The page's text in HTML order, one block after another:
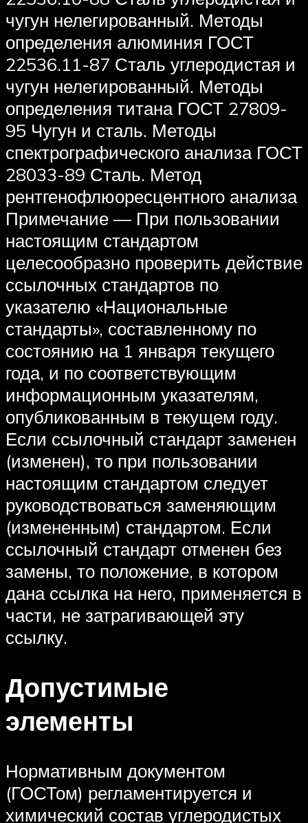
чугун нелегированный. Методы
определения алюминия ГОСТ
22536.11-87 Сталь углеродистая и
чугун нелегированный. Методы
определения титана ГОСТ 27809-
95 Чугун и сталь. Методы
спектрографического анализа ГОСТ
28033-89 Сталь. Метод
рентгенофлюоресцентного анализа
Примечание — При пользовании
настоящим стандартом
целесообразно проверить действие
ссылочных стандартов по
указателю «Национальные
стандарты», составленному по
состоянию на 1 января текущего
года, и по соответствующим
информационным указателям,
опубликованным в текущем году.
Если ссылочный стандарт заменен
(изменен), то при пользовании
настоящим стандартом следует
руководствоваться заменяющим
(измененным) стандартом. Если
ссылочный стандарт отменен без
замены, то положение, в котором
дана ссылка на него, применяется в
части, не затрагивающей эту
ссылку.
Допустимые
элементы
Нормативным документом
(ГОСТом) регламентируется и
химический состав углеродистых